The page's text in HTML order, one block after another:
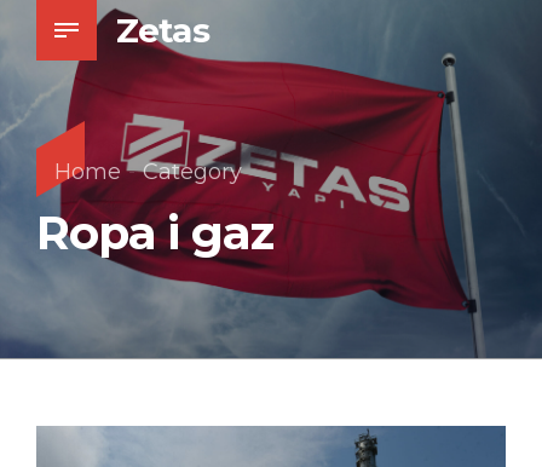
Zetas
Home Category
Ropa i gaz